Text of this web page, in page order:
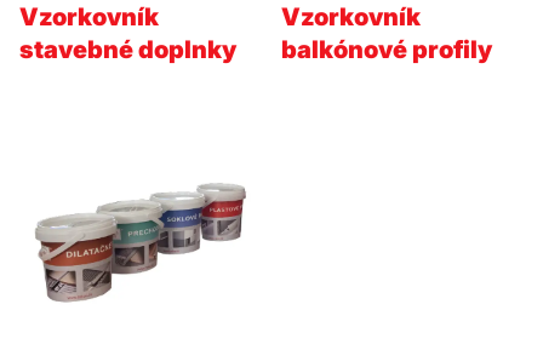
Vzorkovník
stavebné doplnky
Vzorkovník
balkónové profily